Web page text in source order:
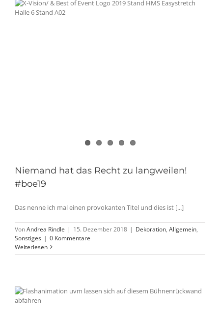
Niemand hat das Recht zu langweilen!
#boe19
Das nenne ich mal einen provokanten Titel und dies ist [...]
VonAndrea Rindle | 15. Dezember 2018 | Dekoration, Allgemein,
Sonstiges | 0 Kommentare
Weiterlesen